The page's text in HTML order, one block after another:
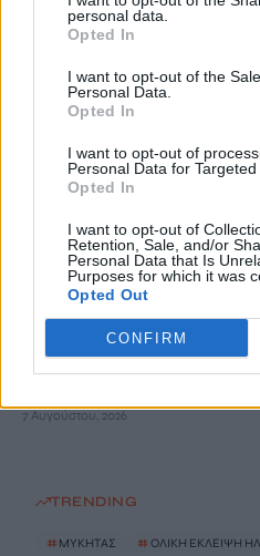
personal data.
Opted In
I want to opt-out of the
Personal Data.
Opted In
I want to opt-out of
Personal Data for Targeted
Opted In
I want to opt-out of
Retention, Sale, and/or
Personal Data that Is
Purposes for which it was
Opted Out
CONFIRM
«Τα έχω χάσει όλα»:
των θυμάτων στο τροχαίο στις
7 Αυγούστου, 2026
Υποκλοπές: Στο αρχείο
Αρειο Πάγο σε νέα έρευνα
Νέος πνιγμός σε παραλία των
7 Αυγούστου, 2026
Πολύ υψηλός ο κίνδυνος
7 Αυγούστου, 2026
TRENDING
# ΜΥΚΗΤΑΣ # ΟΛΙΚΗ ΕΚΛΕΙΨΗ